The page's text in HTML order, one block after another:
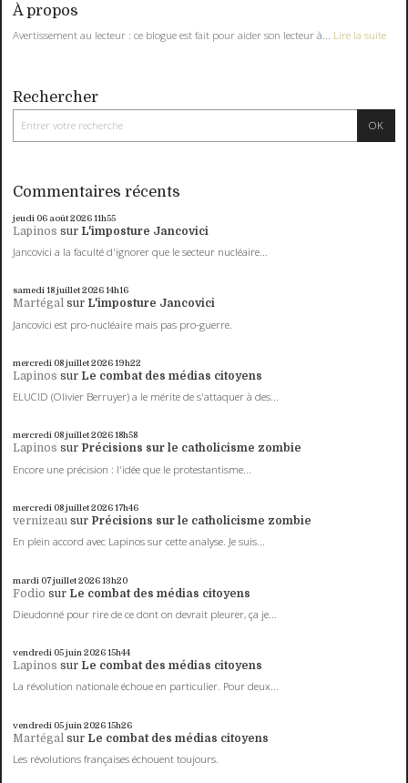
À propos
Avertissement au lecteur : ce blogue est fait pour aider son lecteur à... Lire la suite
Rechercher
Commentaires récents
jeudi 06 août 202611h55
Lapinos sur L'imposture Jancovici
Jancovici a la faculté d'ignorer que le secteur nucléaire...
samedi 18juillet 202614h16
Martégal sur L'imposture Jancovici
Jancovici est pro-nucléaire mais pas pro-guerre.
mercredi 08juillet 202619h22
Lapinos sur Le combat des médias citoyens
ELUCID (Olivier Berruyer) a le mérite de s'attaquer à des...
mercredi 08juillet 202618h58
Lapinos sur Précisions sur le catholicisme zombie
Encore une précision : l'idée que le protestantisme...
mercredi 08juillet 202617h46
vernizeau sur Précisions sur le catholicisme zombie
En plein accord avec Lapinos sur cette analyse. Je suis...
mardi 07juillet 202613h20
Fodio sur Le combat des médias citoyens
Dieudonné pour rire de ce dont on devrait pleurer, ça je...
vendredi 05juin 202615h44
Lapinos sur Le combat des médias citoyens
La révolution nationale échoue en particulier. Pour deux...
vendredi 05juin 202615h26
Martégal sur Le combat des médias citoyens
Les révolutions françaises échouent toujours.